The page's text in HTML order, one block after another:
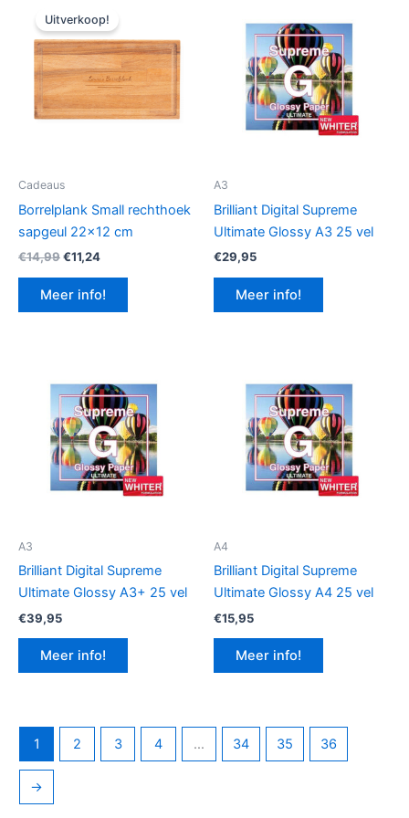
Uitverkoop!
Cadeaus
Borrelplank Small rechthoek
sapgeul 22×12 cm
€14,99Oorspronkelijke
was:
€14,99.
€11,24Huidige
is:
€11,24.
Meer info!
A3
Brilliant Digital Supreme
Ultimate Glossy A3 25 vel
€29,95
Meer info!
A3
Brilliant Digital Supreme
Ultimate Glossy A3+ 25 vel
€39,95
Meer info!
A4
Brilliant Digital Supreme
Ultimate Glossy A4 25 vel
€15,95
Meer info!
1 2 3 4 … 34 35 36
→